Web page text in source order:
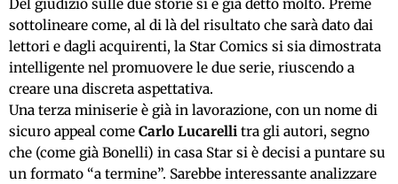
Del giudizio sulle due storie si è già detto molto. Preme
sottolineare come, al di là del risultato che sarà dato dai
lettori e dagli acquirenti, la Star Comics si sia dimostrata
intelligente nel promuovere le due serie, riuscendo a
creare una discreta aspettativa.
Una terza miniserie è già in lavorazione, con un nome di
sicuro appeal come Carlo Lucarelli tra gli autori, segno
che (come già Bonelli) in casa Star si è decisi a puntare su
un formato “a termine”. Sarebbe interessante analizzare